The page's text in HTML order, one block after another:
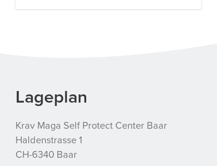
Lageplan
Krav Maga Self Protect Center Baar
Haldenstrasse 1
CH-6340 Baar